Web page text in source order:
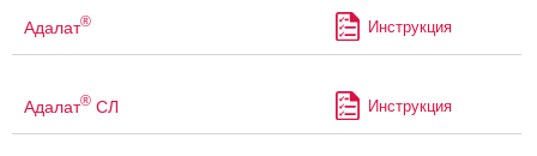
Адалат® Инструкция
Адалат® СЛ Инструкция